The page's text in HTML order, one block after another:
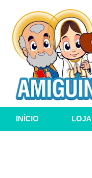
INÍCIO LOJA